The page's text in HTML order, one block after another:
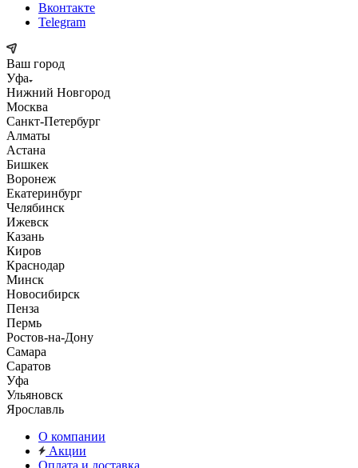
Вконтакте
Telegram
Ваш город
Уфа
Нижний Новгород
Москва
Санкт-Петербург
Алматы
Астана
Бишкек
Воронеж
Екатеринбург
Челябинск
Ижевск
Казань
Киров
Краснодар
Минск
Новосибирск
Пенза
Пермь
Ростов-на-Дону
Самара
Саратов
Уфа
Ульяновск
Ярославль
О компании
Акции
Оплата и доставка